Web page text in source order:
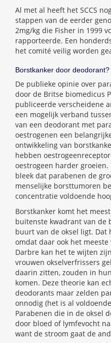
Al met al heeft het SCCS
stappen van de eerder
2mg/kg die Fisher in 1999
rapporteerde. Een
het comité veilig worden
Borstkanker door deodorant?
De publieke opinie over
door de Britse biomedicus
publiceerde verscheidene
een mogelijk verband
van een deodorant met
oestrogenen een
ontwikkeling van
hebben
oestrogeen harder
bleek dat parabenen de
menselijke borsttumoren
concentratie voldoende
Borstkanker komt het
buitenste kwadrant van de
buurt van de oksel ligt.
omdat daar ook het
Darbre kan het te wijten
vrouwen okselverfrissers
daarin zitten, zouden in
komen. Deze theorie kan
deodorants maar zelden
onnodig (het is al
Parabenen die in de oksel
door bloed of lymfevocht
want de stroom gaat de